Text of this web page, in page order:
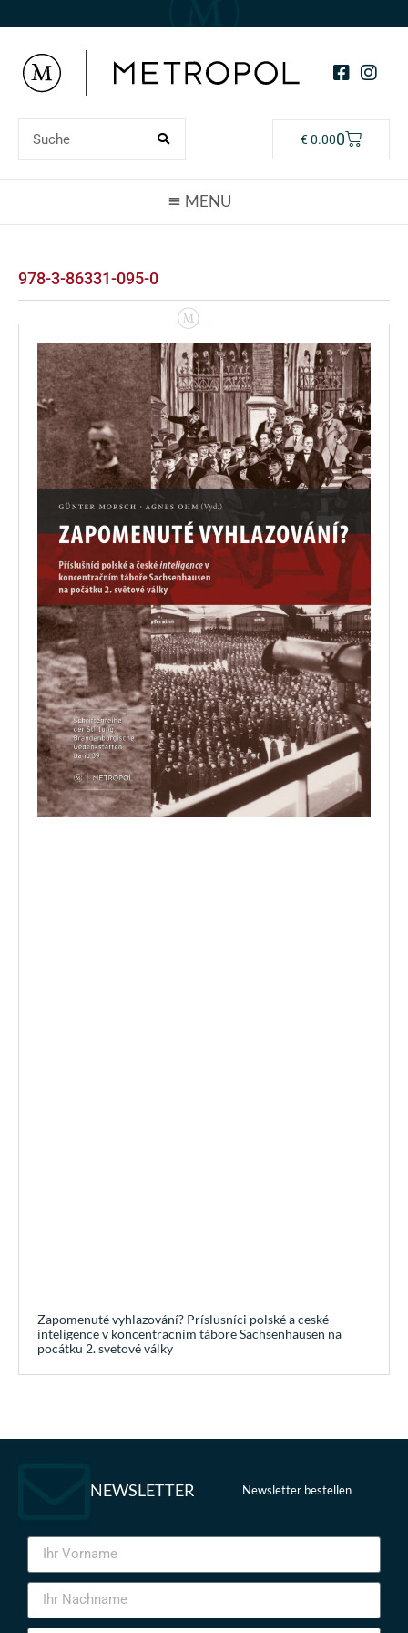
€0.000
978-3-86331-095-0
Zapomenuté vyhlazování? Príslusníci polské a ceské
inteligence v koncentracním tábore Sachsenhausen na
pocátku 2. svetové války
NEWSLETTER Newsletter bestellen